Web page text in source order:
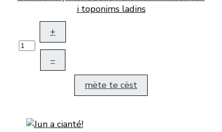
i toponims ladins
+
–
mëte te cëst